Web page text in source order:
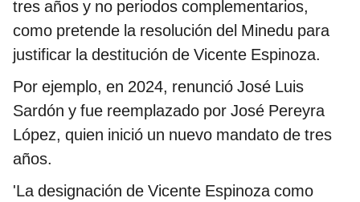
tres años y no periodos complementarios,
como pretende la resolución del Minedu para
justificar la destitución de Vicente Espinoza.
Por ejemplo, en 2024, renunció José Luis
Sardón y fue reemplazado por José Pereyra
López, quien inició un nuevo mandato de tres
años.
'La designación de Vicente Espinoza como